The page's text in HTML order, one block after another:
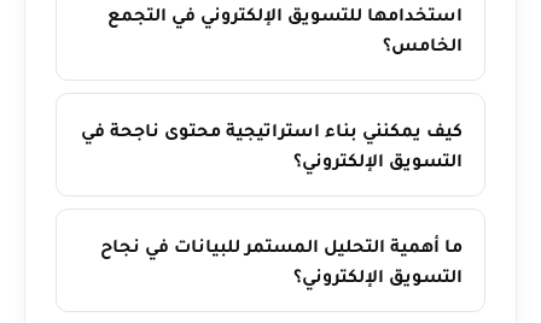
استخدامها للتسويق الإلكتروني في التجمع
الخامس؟
كيف يمكنني بناء استراتيجية محتوى ناجحة في
التسويق الإلكتروني؟
ما أهمية التحليل المستمر للبيانات في نجاح
التسويق الإلكتروني؟